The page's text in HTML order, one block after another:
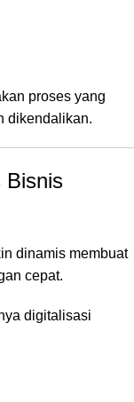
proses yang
dikendalikan.
Bisnis
dinamis membuat
cepat.
digitalisasi